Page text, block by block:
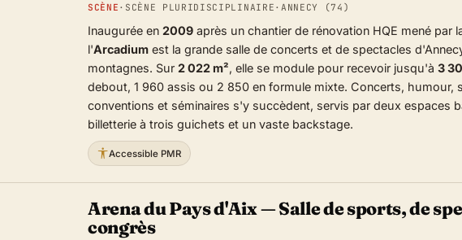
SCÈNE · SCÈNE PLURIDISCIPLINAIRE · ANNECY (74)
Inaugurée en 2009 après un chantier de rénovation HQE mené par
l'Arcadium est la grande salle de concerts et de spectacles
montagnes. Sur 2 022 m², elle se module pour recevoir jusqu'à 3
debout, 1 960 assis ou 2 850 en formule mixte. Concerts, humour,
conventions et séminaires s'y succèdent, servis par deux espaces
billetterie à trois guichets et un vaste backstage.
Accessible PMR
Arena du Pays d'Aix — Salle de sports, de
congrès